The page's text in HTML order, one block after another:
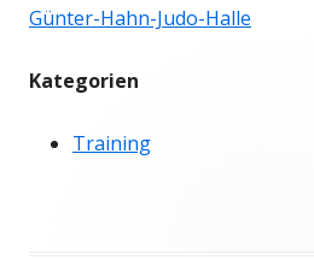
Günter-Hahn-Judo-Halle
Kategorien
Training